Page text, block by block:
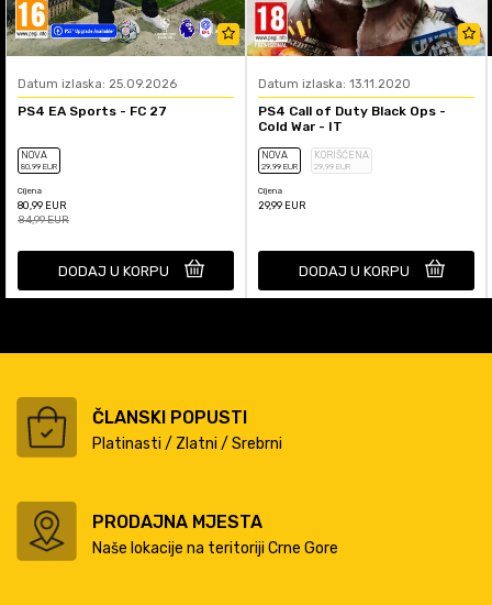
Datum izlaska: 25.09.2026
PS4 EA Sports - FC 27
NOVA
80,99 EUR
Cijena
80,99 EUR
84,99EUR
DODAJ U KORPU
Datum izlaska: 13.11.2020
PS4 Call of Duty Black Ops -
Cold War - IT
NOVA
29,99 EUR
KORIŠĆENA
29,99 EUR
Cijena
29,99 EUR
DODAJ U KORPU
ČLANSKI POPUSTI
Platinasti / Zlatni / Srebrni
PRODAJNA MJESTA
Naše lokacije na teritoriji Crne Gore